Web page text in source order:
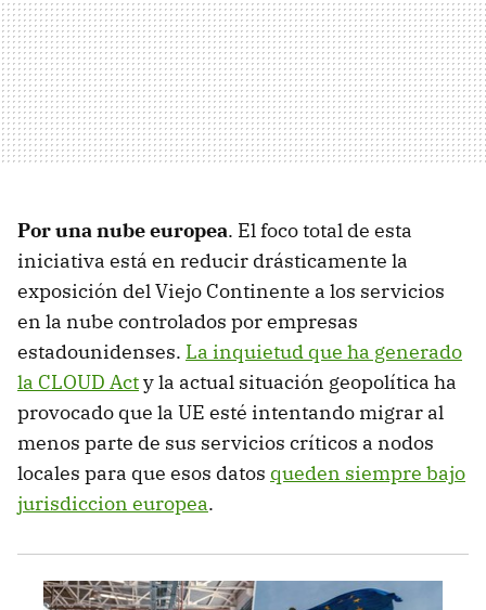
Por una nube europea. El foco total de esta
iniciativa está en reducir drásticamente la
exposición del Viejo Continente a los servicios
en la nube controlados por empresas
estadounidenses. La inquietud que ha generado
la CLOUD Acty la actual situación geopolítica ha
provocado que la UE esté intentando migrar al
menos parte de sus servicios críticos a nodos
locales para que esos datos queden siempre bajo
jurisdiccion europea.